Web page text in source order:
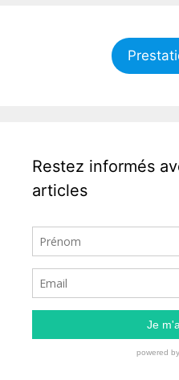
Restez informés
articles